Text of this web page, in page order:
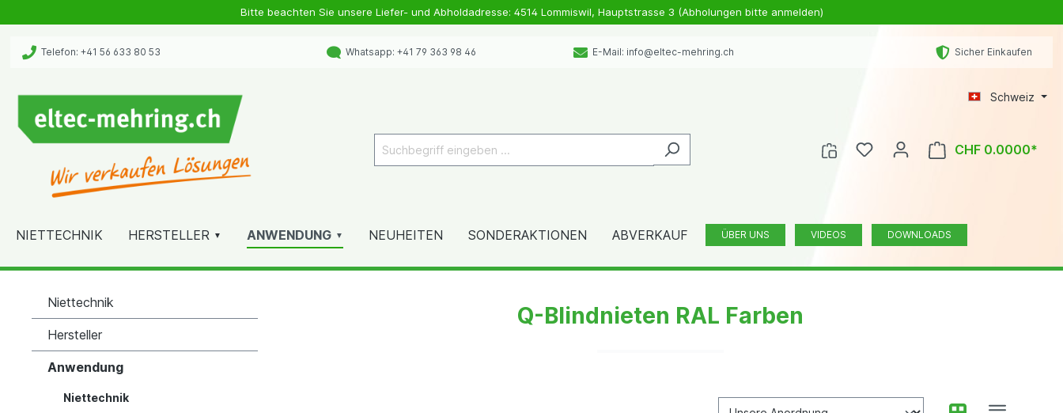
Bitte beachten Sie unsere Liefer- und Abholdadresse: 4514 Lommiswil, Hauptstrasse 3 (Abholungen bitte anmelden)
Telefon: +41 56 633 80 53 Whatsapp: +41 79 363 98 46 E-Mail: info@eltec-mehring.ch Sicher Einkaufen
Schweiz
CHF 0.0000*
NIETTECHNIK HERSTELLER ANWENDUNG NEUHEITEN SONDERAKTIONEN ABVERKAUF ÜBER UNS VIDEOS DOWNLOADS
Niettechnik
Hersteller
Anwendung
Niettechnik
Q-Blindnieten RAL Farben